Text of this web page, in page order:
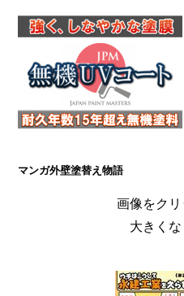
マンガ外壁塗替え物語
画像をクリ
大きくな